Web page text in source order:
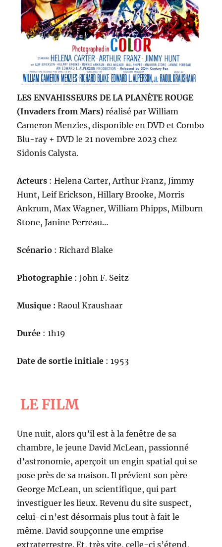
LES ENVAHISSEURS DE LA PLANÈTE ROUGE
(Invaders from Mars) réalisé par William
Cameron Menzies, disponible en DVD et Combo
Blu-ray + DVD le 21 novembre 2023 chez
Sidonis Calysta.
Acteurs : Helena Carter, Arthur Franz, Jimmy
Hunt, Leif Erickson, Hillary Brooke, Morris
Ankrum, Max Wagner, William Phipps, Milburn
Stone, Janine Perreau…
Scénario : Richard Blake
Photographie : John F. Seitz
Musique : Raoul Kraushaar
Durée : 1h19
Date de sortie initiale : 1953
LE FILM
Une nuit, alors qu’il est à la fenêtre de sa
chambre, le jeune David McLean, passionné
d’astronomie, aperçoit un engin spatial qui se
pose près de sa maison. Il prévient son père
George McLean, un scientifique, qui part
investiguer les lieux. Revenu du site suspect,
celui-ci n’est désormais plus tout à fait le
même. David soupçonne une emprise
extraterrestre. Et, très vite, celle-ci s’étend,